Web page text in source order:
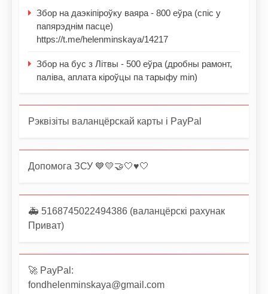
Збор на даэкіпіроўку ваяра - 800 еўра (спіс у
папярэднім пасце)
https://t.me/helenminskaya/14217
Збор на бус з Літвы - 500 еўра (дробны рамонт,
паліва, аплата кіроўцы па тарыфу min)
Рэквізіты валанцёрскай карты і PayPal
Допомога ЗСУ 💙💛🤝🤍♥️🤍
🚑 5168745022494386 (валанцёрскі рахунак
Приват)
🚀 PayPal:
fondhelenminskaya@gmail.com